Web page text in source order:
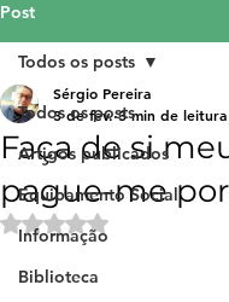
Post
Todos os posts
Artigos publicados
Equipamento Social
Informação
Biblioteca
Todos os posts
Faça de si
pague-me
Sérgio Pereira
3 de fev. 3 min de leitura
Avaliado com NaN de